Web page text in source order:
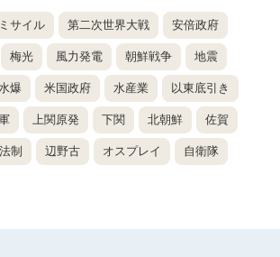
ミサイル 第二次世界大戦 安倍政府
梅光 風力発電 朝鮮戦争 地震
爆 米国政府 水産業 以東底引き
上関原発 下関 北朝鮮 佐賀
制 辺野古 オスプレイ 自衛隊